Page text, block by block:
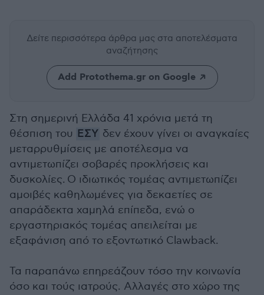
Δείτε περισσότερα άρθρα μας στα αποτελέσματα
αναζήτησης
Add Protothema.gr on Google
Στη σημερινή Ελλάδα 41 χρόνια μετά τη
θέσπιση του ΕΣΥ δεν έχουν γίνει οι αναγκαίες
μεταρρυθμίσεις με αποτέλεσμα να
αντιμετωπίζει σοβαρές προκλήσεις και
δυσκολίες. Ο ιδιωτικός τομέας αντιμετωπίζει
αμοιβές καθηλωμένες για δεκαετίες σε
απαράδεκτα χαμηλά επίπεδα, ενώ ο
εργαστηριακός τομέας απειλείται με
εξαφάνιση από το εξοντωτικό Clawback.
Τα παραπάνω επηρεάζουν τόσο την κοινωνία
όσο και τούς ιατρούς. Αλλαγές στο χώρο της